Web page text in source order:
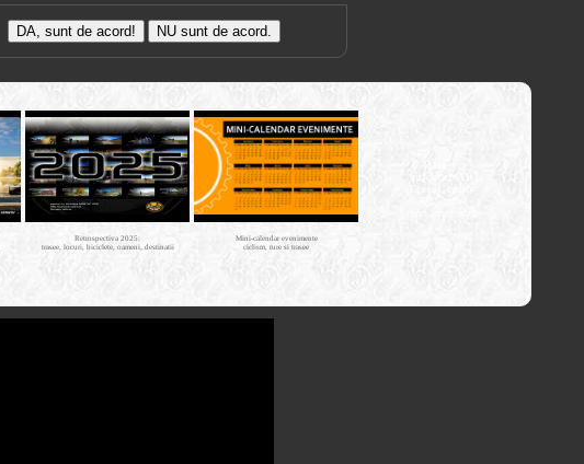
Retrospectiva 2025:
trasee, locuri, biciclete, oameni, destinatii
Mini-calendar evenimente
ciclism, ture si trasee
bicicleta MTB